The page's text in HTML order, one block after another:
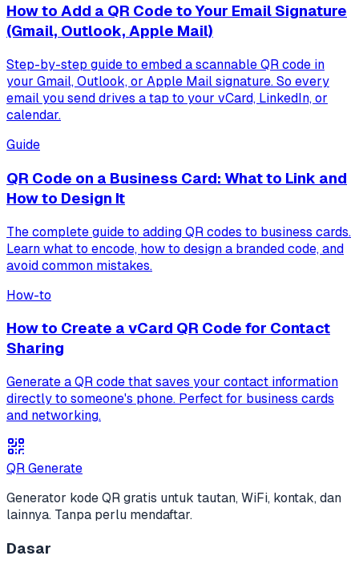
How to Add a QR Code to Your Email Signature
(Gmail, Outlook, Apple Mail)
Step-by-step guide to embed a scannable QR code in
your Gmail, Outlook, or Apple Mail signature. So every
email you send drives a tap to your vCard, LinkedIn, or
calendar.
Guide
QR Code on a Business Card: What to Link and
How to Design It
The complete guide to adding QR codes to business cards.
Learn what to encode, how to design a branded code, and
avoid common mistakes.
How-to
How to Create a vCard QR Code for Contact
Sharing
Generate a QR code that saves your contact information
directly to someone's phone. Perfect for business cards
and networking.
QR Generate
Generator kode QR gratis untuk tautan, WiFi, kontak, dan
lainnya. Tanpa perlu mendaftar.
Dasar